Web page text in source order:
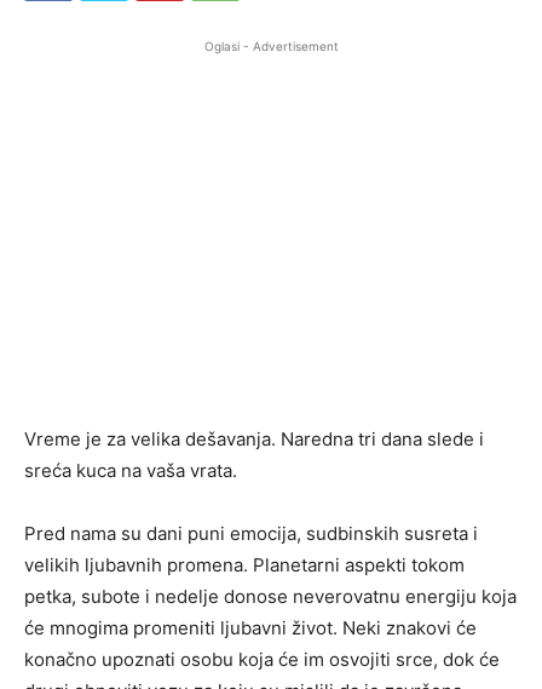
Oglasi - Advertisement
Vreme je za velika dešavanja. Naredna tri dana slede i
sreća kuca na vaša vrata.
Pred nama su dani puni emocija, sudbinskih susreta i
velikih ljubavnih promena. Planetarni aspekti tokom
petka, subote i nedelje donose neverovatnu energiju koja
će mnogima promeniti ljubavni život. Neki znakovi će
konačno upoznati osobu koja će im osvojiti srce, dok će